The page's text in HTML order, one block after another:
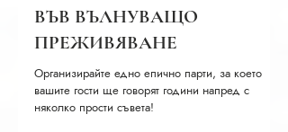
Мила, Mille Bridal
време за четене: 3 мин.
ДА ПРЕВЪРНЕМ СВАТБАТА